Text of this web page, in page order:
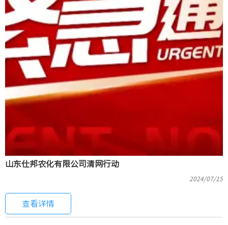
山东仕邦农化有限公司清网行动
2024/07/15
查看详情